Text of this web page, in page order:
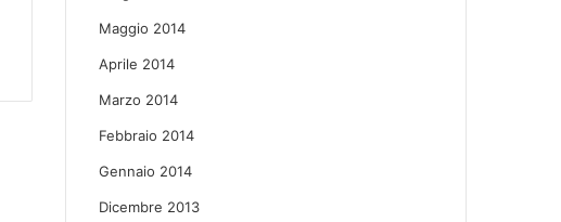
Maggio 2014
Aprile 2014
Marzo 2014
Febbraio 2014
Gennaio 2014
Dicembre 2013